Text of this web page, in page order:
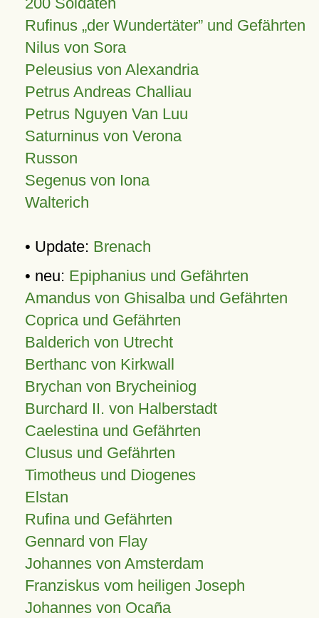
Rufinus „der Wundertäter” und Gefährten
Nilus von Sora
Peleusius von Alexandria
Petrus Andreas Challiau
Petrus Nguyen Van Luu
Saturninus von Verona
Russon
Segenus von Iona
Walterich
• Update: Brenach
• neu: Epiphanius und Gefährten
Amandus von Ghisalba und Gefährten
Coprica und Gefährten
Balderich von Utrecht
Berthanc von Kirkwall
Brychan von Brycheiniog
Burchard II. von Halberstadt
Caelestina und Gefährten
Clusus und Gefährten
Timotheus und Diogenes
Elstan
Rufina und Gefährten
Gennard von Flay
Johannes von Amsterdam
Franziskus vom heiligen Joseph
Johannes von Ocaña